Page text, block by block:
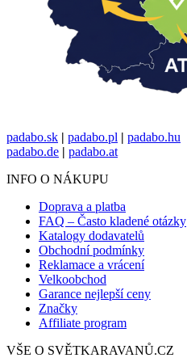
padabo.sk | padabo.pl | padabo.hu
padabo.de | padabo.at
INFO O NÁKUPU
Doprava a platba
FAQ – Často kladené otázky
Katalogy dodavatelů
Obchodní podmínky
Reklamace a vrácení
Velkoobchod
Garance nejlepší ceny
Značky
Affiliate program
VŠE O SVĚTKARAVANŮ.CZ